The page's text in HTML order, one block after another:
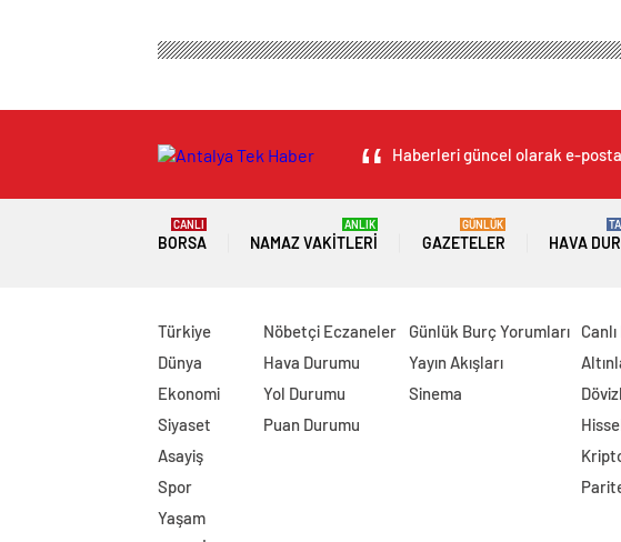
Haberleri güncel olarak e-
BORSA
CANLI
NAMAZ VAKITLERI
ANLIK
GAZETELER
GÜNLÜK
HAVA
Türkiye
Dünya
Ekonomi
Siyaset
Asayiş
Spor
Yaşam
Nöbetçi Eczaneler
Hava Durumu
Yol Durumu
Puan Durumu
Günlük Burç Yorumları
Yayın Akışları
Sinema